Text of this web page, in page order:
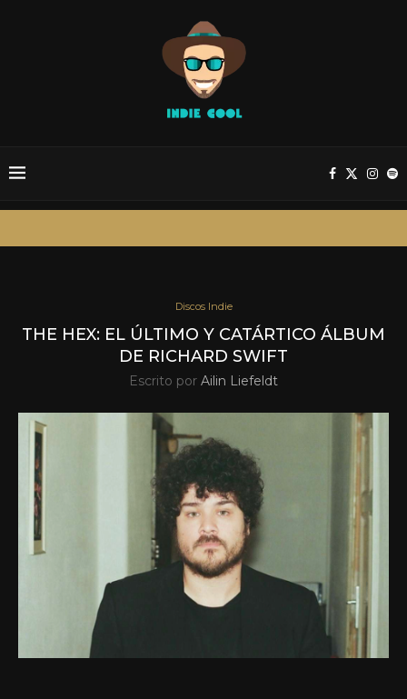
Discos Indie
THE HEX: EL ÚLTIMO Y CATÁRTICO ÁLBUM
DE RICHARD SWIFT
Escrito por Ailin Liefeldt